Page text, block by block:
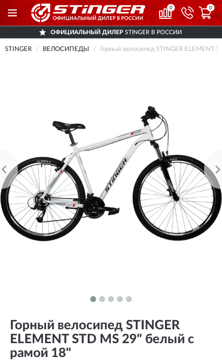
0 0
ОФИЦИАЛЬНЫЙ ДИЛЕР STINGER В РОССИИ
STINGER ВЕЛОСИПЕДЫ Горный велосипед STINGER
Горный велосипед STINGER
ELEMENT STD MS 29" белый с
рамой 18"